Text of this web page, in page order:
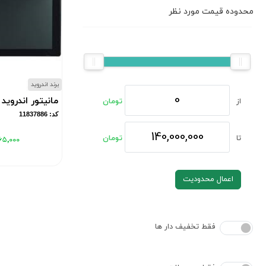
محدوده قیمت مورد نظر
از تومان
تا تومان
اعمال محدودیت
فقط تخفیف دار ها
برند اندروید
مانیتور اندروید 7
کد: 11837886